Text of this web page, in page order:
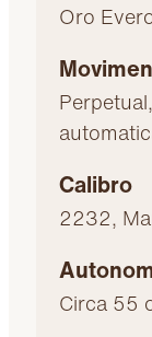
Oro
Calibro
2232,
Circa 55